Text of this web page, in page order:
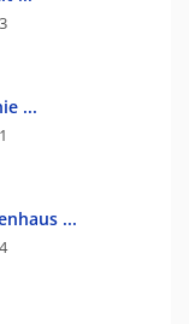
...
...